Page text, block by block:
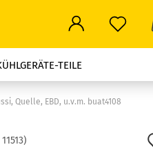
TEILE
TEILE
Quelle, EBD, u.v.m. buat4108
11513)